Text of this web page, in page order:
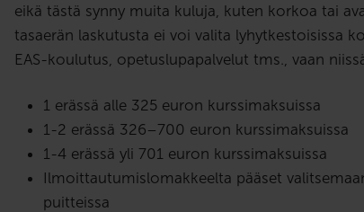
eikä tästä synny muita kuluja, kuten korkoa tai
tasaerän laskutusta ei voi valita lyhytkestoisissa
EAS-koulutus, opetuslupapalvelut tms., vaan
1 erässä alle 325 euron kurssimaksuissa
1-2 erässä 326–700 euron kurssimaksuissa
1-4 erässä yli 701 euron kurssimaksuissa
Ilmoittautumislomakkeelta pääset
puitteissa